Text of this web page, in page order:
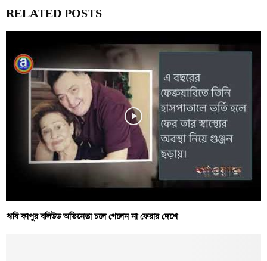
RELATED POSTS
ঋষি কাপুর বলিউড অভিনেতা চলে গেলেন না ফেরার দেশে